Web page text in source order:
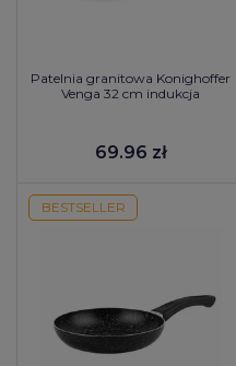
Patelnia granitowa Konighoffer
Venga 32 cm indukcja
69.96 zł
BESTSELLER